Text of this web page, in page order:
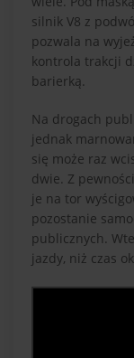
silnik V8 z
pozwala na
kontrola trakcji
barierką.
Na drogach
jednak
się może raz
dwie. Z
je na tor
pozostanie
publicznych.
jazdy, niż czas